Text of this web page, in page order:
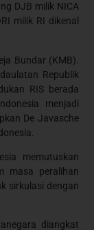
DJB milik NICA
milik RI dikenal
Bundar (KMB).
Republik
RIS berada
menjadi
De Javasche
memutuskan
masa peralihan
sirkulasi dengan
diangkat